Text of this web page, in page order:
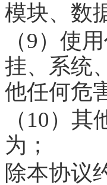
模块、数
（9）使
挂、系统
他任何危
（10）
为；
除本协议